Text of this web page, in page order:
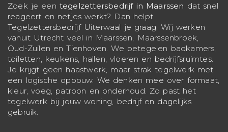
Zoek je een tegelzettersbedrijf in Maarssen dat snel
reageert en netjes werkt? Dan helpt
Tegelzettersbedrijf Uiterwaal je graag. Wij werken
vanuit Utrecht veel in Maarssen, Maarssenbroek,
Oud-Zuilen en Tienhoven. We betegelen badkamers,
toiletten, keukens, hallen, vloeren en bedrijfsruimtes.
Je krijgt geen haastwerk, maar strak tegelwerk met
een logische opbouw. We denken mee over formaat,
kleur, voeg, patroon en onderhoud. Zo past het
tegelwerk bij jouw woning, bedrijf en dagelijks
gebruik.